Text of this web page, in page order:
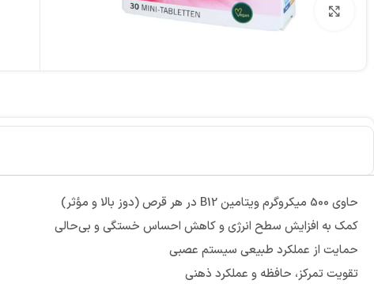
برای بزرگنمایی کلیک کنید
حاوی 500 میکروگرم ویتامین B12 در هر قرص (دوز بالا و مؤثر)
کمک به افزایش سطح انرژی و کاهش احساس خستگی و بی‌حالی
حمایت از عملکرد طبیعی سیستم عصبی
تقویت تمرکز، حافظه و عملکرد ذهنی